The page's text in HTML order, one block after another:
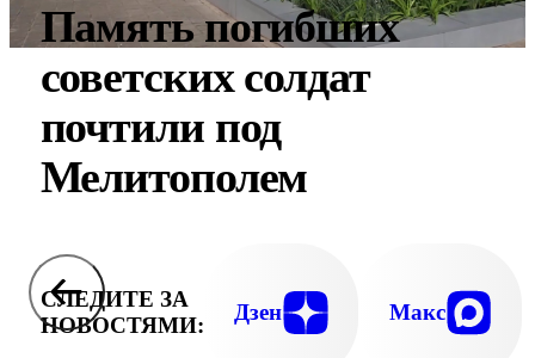
Память погибших
советских солдат
почтили под
Мелитополем
СЛЕДИТЕ ЗА
НОВОСТЯМИ:
Дзен Макс